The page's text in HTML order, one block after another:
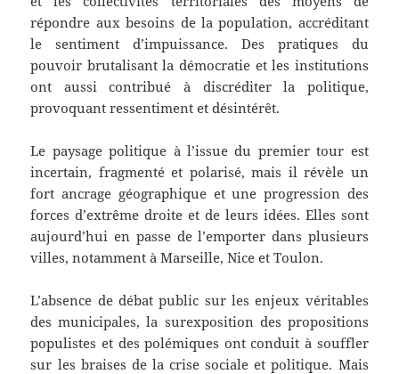
répondre aux besoins de la population, accréditant
le sentiment d’impuissance. Des pratiques du
pouvoir brutalisant la démocratie et les institutions
ont aussi contribué à discréditer la politique,
provoquant ressentiment et désintérêt.
Le paysage politique à l’issue du premier tour est
incertain, fragmenté et polarisé, mais il révèle un
fort ancrage géographique et une progression des
forces d’extrême droite et de leurs idées. Elles sont
aujourd’hui en passe de l’emporter dans plusieurs
villes, notamment à Marseille, Nice et Toulon.
L’absence de débat public sur les enjeux véritables
des municipales, la surexposition des propositions
populistes et des polémiques ont conduit à souffler
sur les braises de la crise sociale et politique. Mais